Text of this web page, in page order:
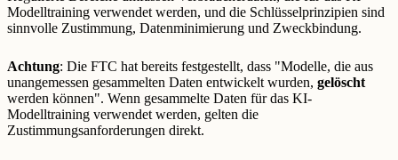
Modelltraining verwendet werden, und die Schlüsselprinzipien sind
sinnvolle Zustimmung, Datenminimierung und Zweckbindung.
Achtung: Die FTC hat bereits festgestellt, dass "Modelle, die aus
unangemessen gesammelten Daten entwickelt wurden, gelöscht
werden können". Wenn gesammelte Daten für das KI-
Modelltraining verwendet werden, gelten die
Zustimmungsanforderungen direkt.